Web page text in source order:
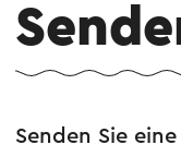
Senden Sie